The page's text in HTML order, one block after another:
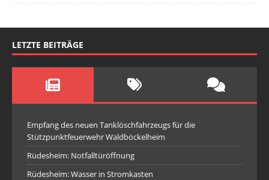
LETZTE BEITRÄGE
Empfang des neuen Tanklöschfahrzeugs für die
Stützpunktfeuerwehr Waldböckelheim
Rüdesheim: Notfalltüröffnung
Rüdesheim: Wasser in Stromkasten